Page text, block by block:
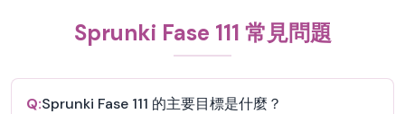
Sprunki Fase 111 常見問題
Q:Sprunki Fase 111 的主要目標是什麼？